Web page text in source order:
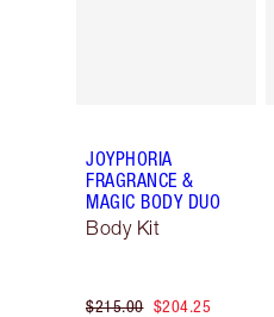
JOYPHORIA
FRAGRANCE &
MAGIC BODY DUO
Body Kit
$215.00 $204.25